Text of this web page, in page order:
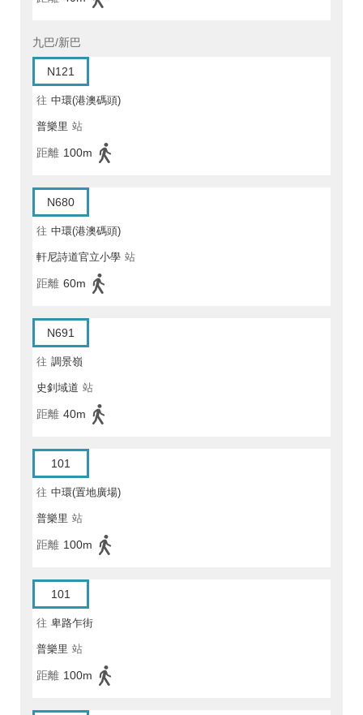
九巴/新巴
N121
往 中環(港澳碼頭)
普樂里 站
距離 100m
N680
往 中環(港澳碼頭)
軒尼詩道官立小學 站
距離 60m
N691
往 調景嶺
史釗域道 站
距離 40m
101
往 中環(置地廣場)
普樂里 站
距離 100m
101
往 卑路乍街
普樂里 站
距離 100m